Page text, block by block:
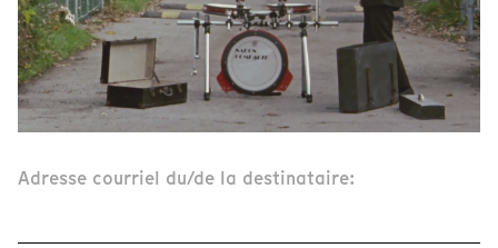
Adresse courriel du/de la destinataire: